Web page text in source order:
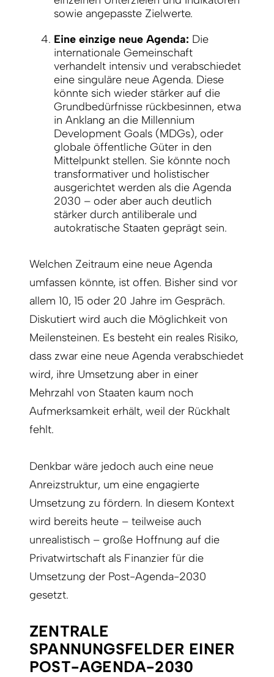
sowie angepasste Zielwerte.
Eine einzige neue Agenda: Die
internationale Gemeinschaft
verhandelt intensiv und verabschiedet
eine singuläre neue Agenda. Diese
könnte sich wieder stärker auf die
Grundbedürfnisse rückbesinnen, etwa
in Anklang an die Millennium
Development Goals (MDGs), oder
globale öffentliche Güter in den
Mittelpunkt stellen. Sie könnte noch
transformativer und holistischer
ausgerichtet werden als die Agenda
2030 – oder aber auch deutlich
stärker durch antiliberale und
autokratische Staaten geprägt sein.
Welchen Zeitraum eine neue Agenda
umfassen könnte, ist offen. Bisher sind vor
allem 10, 15 oder 20 Jahre im Gespräch.
Diskutiert wird auch die Möglichkeit von
Meilensteinen. Es besteht ein reales Risiko,
dass zwar eine neue Agenda verabschiedet
wird, ihre Umsetzung aber in einer
Mehrzahl von Staaten kaum noch
Aufmerksamkeit erhält, weil der Rückhalt
fehlt.
Denkbar wäre jedoch auch eine neue
Anreizstruktur, um eine engagierte
Umsetzung zu fördern. In diesem Kontext
wird bereits heute – teilweise auch
unrealistisch – große Hoffnung auf die
Privatwirtschaft als Finanzier für die
Umsetzung der Post-Agenda-2030
gesetzt.
ZENTRALE
SPANNUNGSFELDER EINER
POST-AGENDA-2030